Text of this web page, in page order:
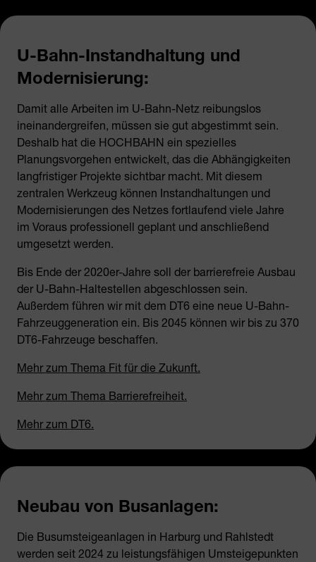
U-Bahn-Instandhaltung und
Modernisierung:
Damit alle Arbeiten im U-Bahn-Netz reibungslos
ineinandergreifen, müssen sie gut abgestimmt sein.
Deshalb hat die HOCHBAHN ein spezielles
Planungsvorgehen entwickelt, das die Abhängigkeiten
langfristiger Projekte sichtbar macht. Mit diesem
zentralen Werkzeug können Instandhaltungen und
Modernisierungen des Netzes fortlaufend viele Jahre
im Voraus professionell geplant und anschließend
umgesetzt werden.
Bis Ende der 2020er-Jahre soll der barrierefreie Ausbau
der U-Bahn-Haltestellen abgeschlossen sein.
Außerdem führen wir mit dem DT6 eine neue U-Bahn-
Fahrzeuggeneration ein. Bis 2045 können wir bis zu 370
DT6-Fahrzeuge beschaffen.
Mehr zum Thema Fit für die Zukunft.
Mehr zum Thema Barrierefreiheit.
Mehr zum DT6.
Neubau von Busanlagen:
Die Busumsteigeanlagen in Harburg und Rahlstedt
werden seit 2024 zu leistungsfähigen Umsteigepunkten